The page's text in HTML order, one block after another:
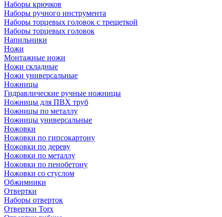
Наборы крючков
Наборы ручного инструмента
Наборы торцевых головок с трещеткой
Наборы торцевых головок
Напильники
Ножи
Монтажные ножи
Ножи складные
Ножи универсальные
Ножницы
Гидравлические ручные ножницы
Ножницы для ПВХ труб
Ножницы по металлу
Ножницы универсальные
Ножовки
Ножовки по гипсокартону
Ножовки по дереву
Ножовки по металлу
Ножовки по пенобетону
Ножовки со стуслом
Обжимники
Отвертки
Наборы отверток
Отвертки Torx